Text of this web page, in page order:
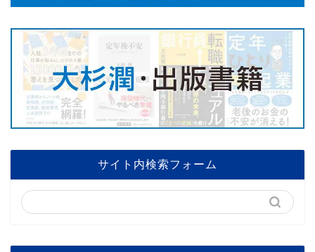
サイト内検索フォーム